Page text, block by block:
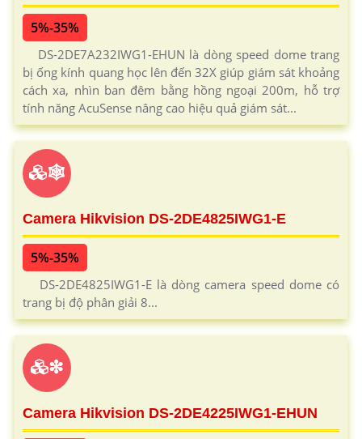
5%-35%
DS-2DE7A232IWG1-EHUN là dòng speed dome trang
bị ống kính quang học lên đến 32X giúp giám sát khoảng
cách xa, nhìn ban đêm bằng hồng ngoại 200m, hỗ trợ
tính năng AcuSense nâng cao hiệu quả giám sát...
🕸
Camera Hikvision DS-2DE4825IWG1-E
5%-35%
DS-2DE4825IWG1-E là dòng camera speed dome có
trang bị độ phân giải 8...
❇
Camera Hikvision DS-2DE4225IWG1-EHUN